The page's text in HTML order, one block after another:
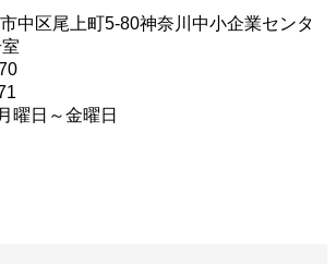
中区尾上町5-80神奈川中小企業センタ
曜日～金曜日